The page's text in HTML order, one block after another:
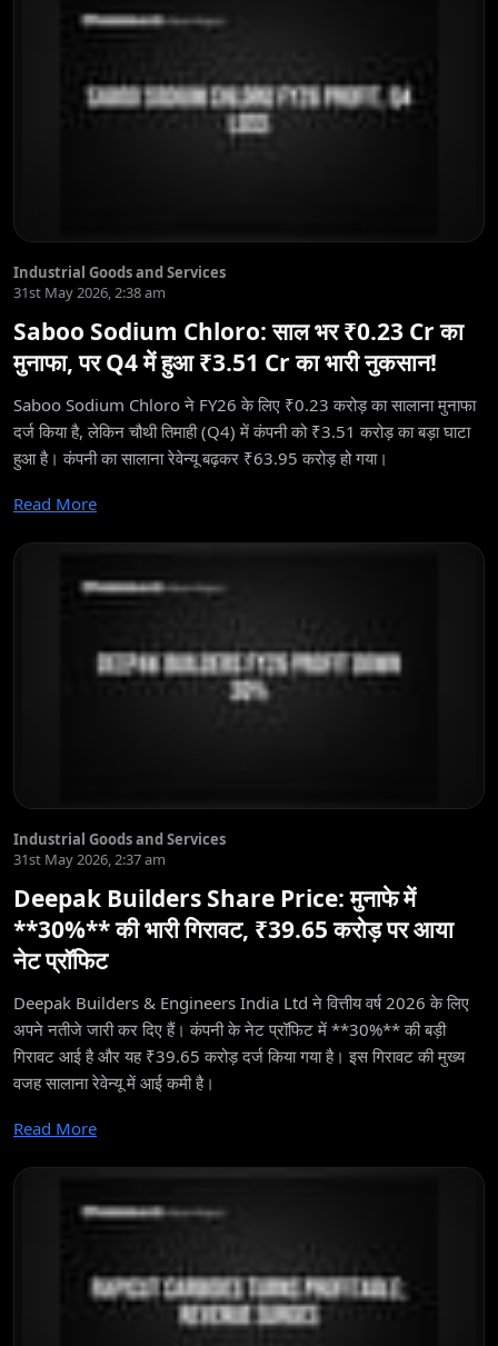
Industrial Goods and Services
31st May 2026, 2:38 am
Saboo Sodium Chloro: साल भर ₹0.23 Cr का
मुनाफा, पर Q4 में हुआ ₹3.51 Cr का भारी नुकसान!
Saboo Sodium Chloro ने FY26 के लिए ₹0.23 करोड़ का सालाना मुनाफा
दर्ज किया है, लेकिन चौथी तिमाही (Q4) में कंपनी को ₹3.51 करोड़ का बड़ा घाटा
हुआ है। कंपनी का सालाना रेवेन्यू बढ़कर ₹63.95 करोड़ हो गया।
Read More
Industrial Goods and Services
31st May 2026, 2:37 am
Deepak Builders Share Price: मुनाफे में
**30%** की भारी गिरावट, ₹39.65 करोड़ पर आया
नेट प्रॉफिट
Deepak Builders & Engineers India Ltd ने वित्तीय वर्ष 2026 के लिए
अपने नतीजे जारी कर दिए हैं। कंपनी के नेट प्रॉफिट में **30%** की बड़ी
गिरावट आई है और यह ₹39.65 करोड़ दर्ज किया गया है। इस गिरावट की मुख्य
वजह सालाना रेवेन्यू में आई कमी है।
Read More